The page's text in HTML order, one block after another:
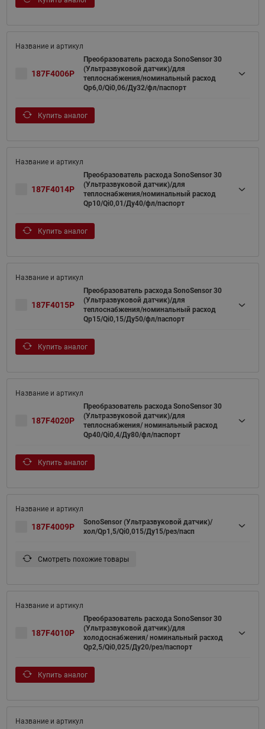
187F4006P
Преобразователь расхода SonoSensor 30
(Ультразвуковой датчик)/для
теплоснабжения/номинальный расход
Qp6,0/Qi0,06/Ду32/фл/паспорт
Купить аналог
187F4014P
Преобразователь расхода SonoSensor 30
(Ультразвуковой датчик)/для
теплоснабжения/номинальный расход
Qp10/Qi0,01/Ду40/фл/паспорт
Купить аналог
187F4015P
Преобразователь расхода SonoSensor 30
(Ультразвуковой датчик)/для
теплоснабжения/номинальный расход
Qp15/Qi0,15/Ду50/фл/паспорт
Купить аналог
187F4020P
Преобразователь расхода SonoSensor 30
(Ультразвуковой датчик)/для
теплоснабжения/ номинальный расход
Qp40/Qi0,4/Ду80/фл/паспорт
Купить аналог
187F4009P
SonoSensor (Ультразвуковой датчик)/
хол/Qp1,5/Qi0,015/Ду15/рез/пасп
Смотреть похожие товары
187F4010P
Преобразователь расхода SonoSensor 30
(Ультразвуковой датчик)/для
холодоснабжения/ номинальный расход
Qp2,5/Qi0,025/Ду20/рез/паспорт
Купить аналог